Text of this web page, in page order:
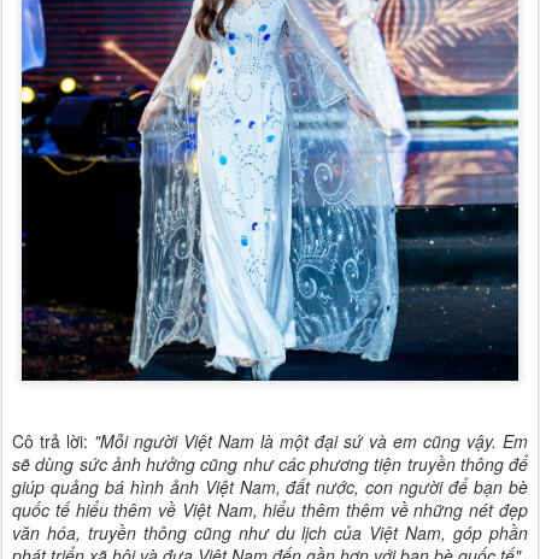
Cô trả lời: "Mỗi người Việt Nam là một đại sứ và em cũng vậy. Em
sẽ dùng sức ảnh hưởng cũng như các phương tiện truyền thông để
giúp quảng bá hình ảnh Việt Nam, đất nước, con người để bạn bè
quốc tế hiểu thêm về Việt Nam, hiểu thêm thêm về những nét đẹp
văn hóa, truyền thông cũng như du lịch của Việt Nam, góp phần